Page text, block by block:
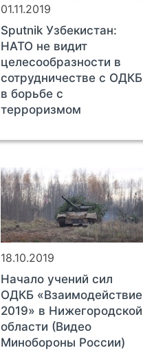
01.11.2019
Sputnik Узбекистан:
НАТО не видит
целесообразности в
сотрудничестве с ОДКБ
в борьбе с
терроризмом
18.10.2019
Начало учений сил
ОДКБ «Взаимодействие
2019» в Нижегородской
области (Видео
Минобороны России)